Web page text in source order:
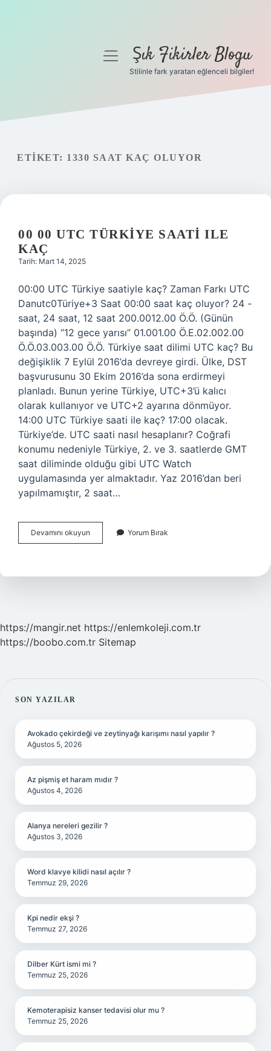
Gizlilik Politikası
menüyüŞık Fikirler Blogu
Stilinle fark yaratan eğlenceli bilgiler!
ETIKET: 1330 SAAT KAÇ OLUYOR
00 00 UTC TÜRKIYE SAATI ILE
KAÇ
Tarih: Mart 14, 2025
00:00 UTC Türkiye saatiyle kaç? Zaman Farkı UTC
Danutc0Türiye+3 Saat 00:00 saat kaç oluyor? 24 -
saat, 24 saat, 12 saat 200.0012.00 Ö.Ö. (Günün
başında) “12 gece yarısı” 01.001.00 Ö.E.02.002.00
Ö.Ö.03.003.00 Ö.Ö. Türkiye saat dilimi UTC kaç? Bu
değişiklik 7 Eylül 2016’da devreye girdi. Ülke, DST
başvurusunu 30 Ekim 2016’da sona erdirmeyi
planladı. Bunun yerine Türkiye, UTC+3’ü kalıcı
olarak kullanıyor ve UTC+2 ayarına dönmüyor.
14:00 UTC Türkiye saati ile kaç? 17:00 olacak.
Türkiye’de. UTC saati nasıl hesaplanır? Coğrafi
konumu nedeniyle Türkiye, 2. ve 3. saatlerde GMT
saat diliminde olduğu gibi UTC Watch
uygulamasında yer almaktadır. Yaz 2016’dan beri
yapılmamıştır, 2 saat…
Devamını okuyun
00
Saati
Yorum Bırak
https://mangir.net https://enlemkoleji.com.tr
https://boobo.com.tr Sitemap
SIDEBAR
SON YAZILAR
Avokado çekirdeği ve zeytinyağı karışımı nasıl yapılır ?
Ağustos 5, 2026
Az pişmiş et haram mıdır ?
Ağustos 4, 2026
Alanya nereleri gezilir ?
Ağustos 3, 2026
Word klavye kilidi nasıl açılır ?
Temmuz 29, 2026
Kpi nedir ekşi ?
Temmuz 27, 2026
Dilber Kürt ismi mi ?
Temmuz 25, 2026
Kemoterapisiz kanser tedavisi olur mu ?
Temmuz 25, 2026